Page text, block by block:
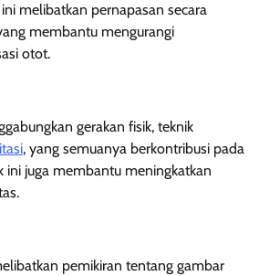
melibatkan pernapasan secara
membantu mengurangi
otot.
gerakan fisik, teknik
, yang semuanya berkontribusi pada
ini juga membantu meningkatkan
pemikiran tentang gambar